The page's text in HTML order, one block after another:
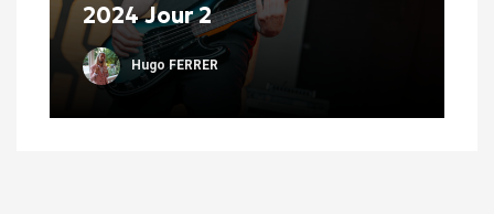
2024 Jour 2
Hugo FERRER